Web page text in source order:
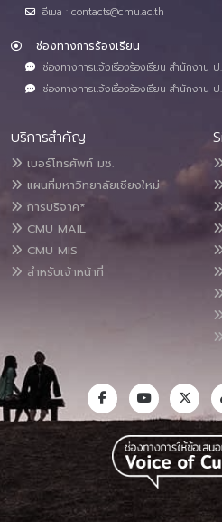
อีเมล : contacts@cmu.ac.th
ช่องทางการร้องเรียน
ช่องทางการแจ้งเรื่องร้องเรียน สำนักงาน
ช่องทางการแจ้งเรื่องร้องเรียน สำนักงาน
บริการสำคัญ
เบอร์โทรศัพท์ มช.
แผนที่มหาวิทยาลัยเชียงใหม่
การบริจาค*
CMU MAIL
CMU MIS
สำหรับเจ้าหน้าที่